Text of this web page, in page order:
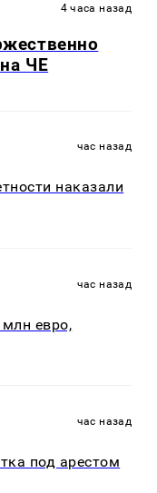
4 часа назад
ЧЕ
час назад
наказали
час назад
евро,
час назад
под арестом